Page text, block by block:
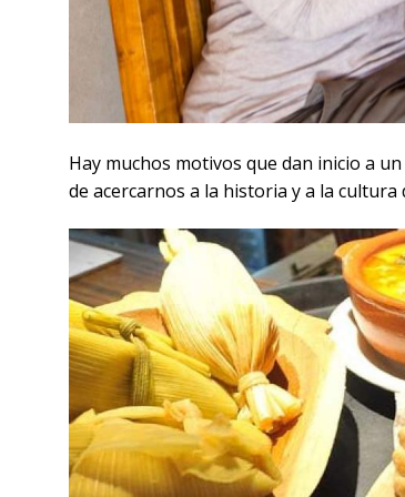
Hay muchos motivos que dan inicio a
de acercarnos a la historia y a la